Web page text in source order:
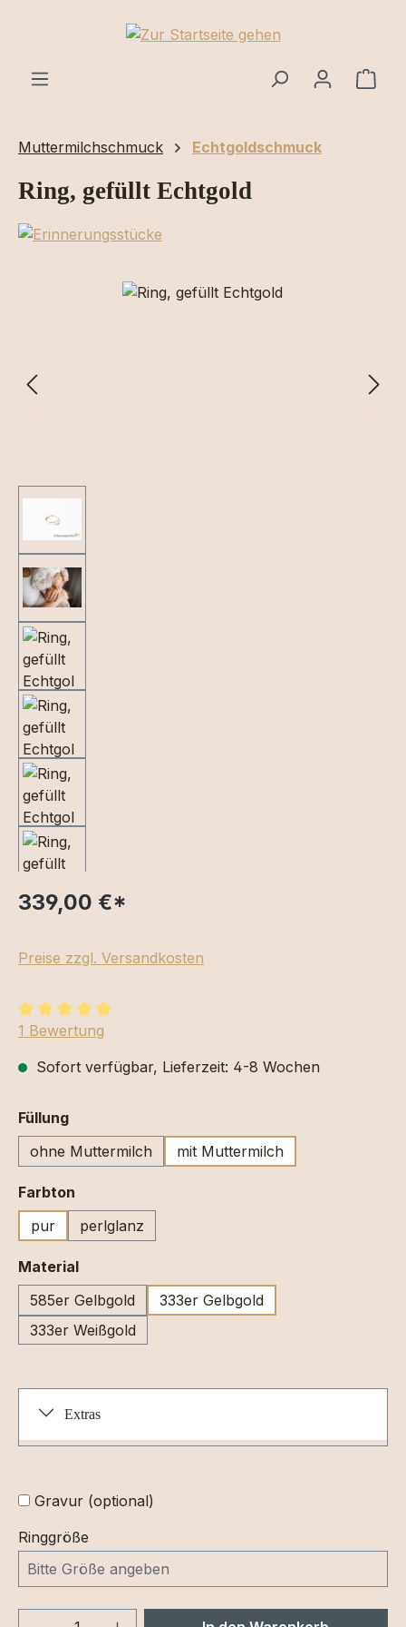
Zum Hauptinhalt springen
Muttermilchschmuck Echtgoldschmuck
Ring, gefüllt Echtgold
Bildergalerie überspringen
339,00 €*
Preise zzgl. Versandkosten
Durchschnittliche Bewertung von 5 von 5 Sternen
1 Bewertung
Sofort verfügbar, Lieferzeit: 4-8 Wochen
Füllungauswählen
ohne Muttermilch
mit Muttermilch
Farbton
pur
perlglanz
Materialauswählen
585er Gelbgold
333er Gelbgold
333er Weißgold
Extras
Gravur (optional)
Ringgröße
Produkt Anzahl: Gib den